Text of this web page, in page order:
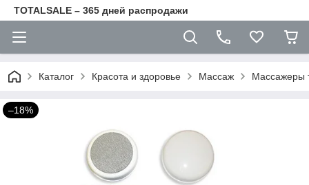
TOTALSALE – 365 дней распродажи
Каталог Красота и здоровье Массаж Массажеры
–18%